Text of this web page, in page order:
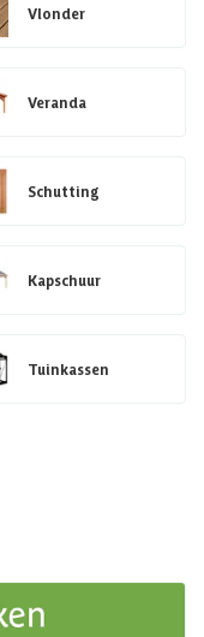
Vlonder
Veranda
Schutting
Kapschuur
Tuinkassen